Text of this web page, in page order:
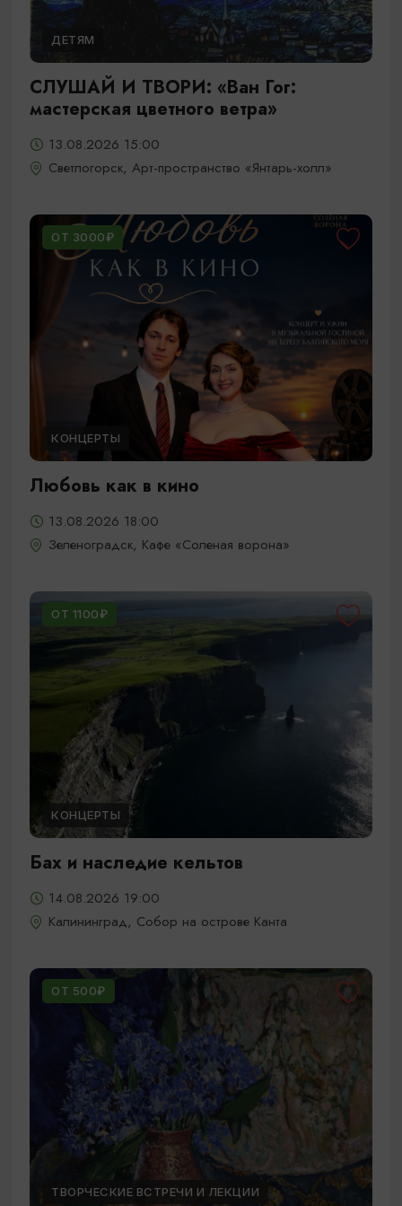
ДЕТЯМ
СЛУШАЙ И ТВОРИ: «Ван Гог:
мастерская цветного ветра»
13.08.2026 15:00
Светлогорск, Арт-пространство «Янтарь-холл»
ОТ 3000₽
КОНЦЕРТЫ
Любовь как в кино
13.08.2026 18:00
Зеленоградск, Кафе «Соленая ворона»
ОТ 1100₽
КОНЦЕРТЫ
Бах и наследие кельтов
14.08.2026 19:00
Калининград, Собор на острове Канта
ОТ 500₽
ТВОРЧЕСКИЕ ВСТРЕЧИ И ЛЕКЦИИ